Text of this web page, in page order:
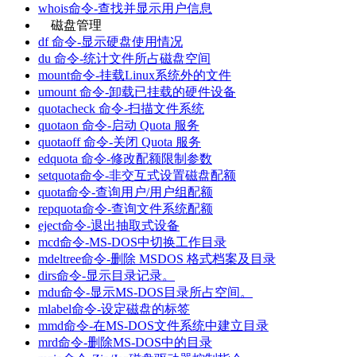
whois命令-查找并显示用户信息
磁盘管理
df 命令-显示硬盘使用情况
du 命令-统计文件所占磁盘空间
mount命令-挂载Linux系统外的文件
umount 命令-卸载已挂载的硬件设备
quotacheck 命令-扫描文件系统
quotaon 命令-启动 Quota 服务
quotaoff 命令-关闭 Quota 服务
edquota 命令-修改配额限制参数
setquota命令-非交互式设置磁盘配额
quota命令-查询用户/用户组配额
repquota命令-查询文件系统配额
eject命令-退出抽取式设备
mcd命令-MS-DOS中切换工作目录
mdeltree命令-删除 MSDOS 格式档案及目录
dirs命令-显示目录记录。
mdu命令-显示MS-DOS目录所占空间。
mlabel命令-设定磁盘的标签
mmd命令-在MS-DOS文件系统中建立目录
mrd命令-删除MS-DOS中的目录